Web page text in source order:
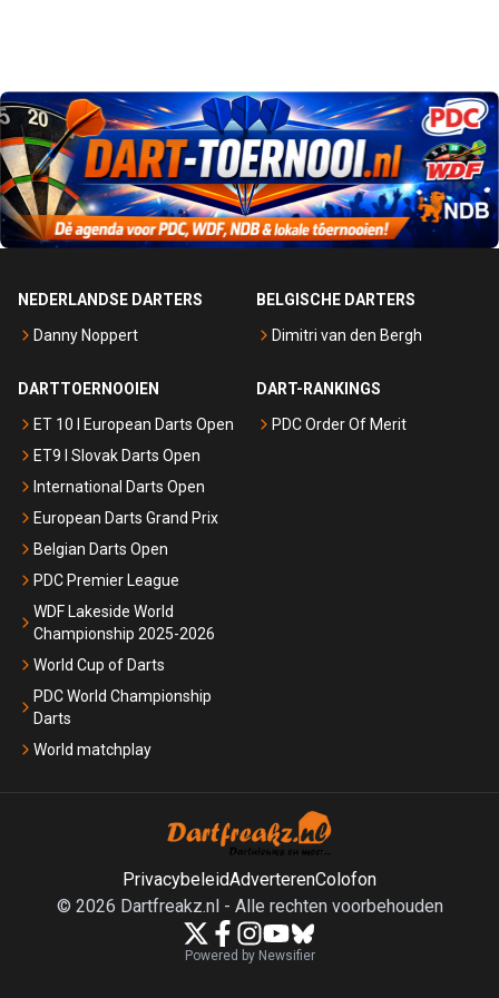
NEDERLANDSE DARTERS
Danny Noppert
BELGISCHE DARTERS
Dimitri van den Bergh
DARTTOERNOOIEN
ET 10 I European Darts Open
ET9 I Slovak Darts Open
International Darts Open
European Darts Grand Prix
Belgian Darts Open
PDC Premier League
WDF Lakeside World
Championship 2025-2026
World Cup of Darts
PDC World Championship
Darts
World matchplay
DART-RANKINGS
PDC Order Of Merit
PrivacybeleidAdverterenColofon
© 2026 Dartfreakz.nl- Alle rechten voorbehouden
Powered by Newsifier